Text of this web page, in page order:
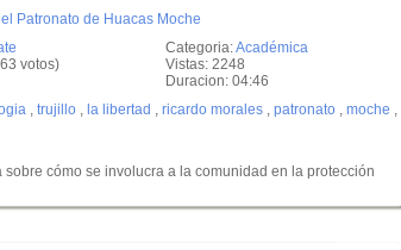
Patronato de Huacas Moche
Categoria:Académica
Vistas: 2248
Duracion: 04:46
votos)
, trujillo , la libertad , ricardo morales , patronato , moche ,
cómo se involucra a la comunidad en la protección